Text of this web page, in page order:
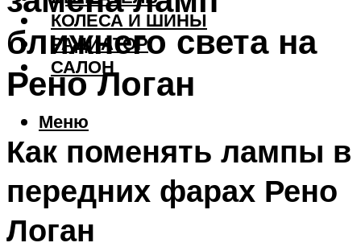
КОЛЕСА И ШИНЫ
РАДИАТОР
САЛОН
Меню
ближнего света на
Рено Логан
Как поменять лампы в
передних фарах Рено
Логан